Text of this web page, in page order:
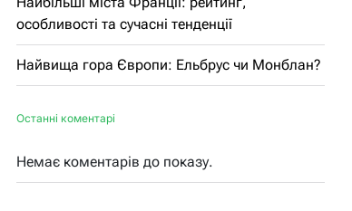
особливості та сучасні тенденції
Найвища гора Європи: Ельбрус чи Монблан?
Останні коментарі
Немає коментарів до показу.